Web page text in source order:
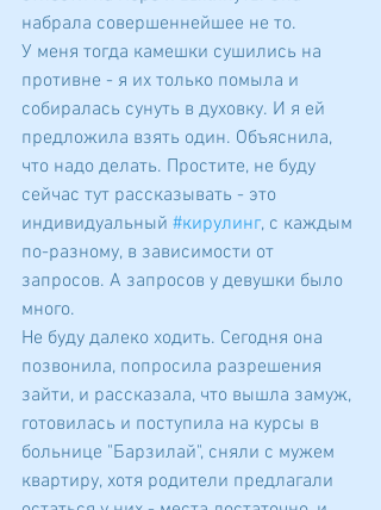
набрала совершеннейшее не то.
У меня тогда камешки сушились на
противне - я их только помыла и
собиралась сунуть в духовку. И я ей
предложила взять один. Объяснила,
что надо делать. Простите, не буду
сейчас тут рассказывать - это
индивидуальный #кирулинг, с каждым
по-разному, в зависимости от
запросов. А запросов у девушки было
много.
Не буду далеко ходить. Сегодня она
позвонила, попросила разрешения
зайти, и рассказала, что вышла замуж,
готовилась и поступила на курсы в
больнице "Барзилай", сняли с мужем
квартиру, хотя родители предлагали